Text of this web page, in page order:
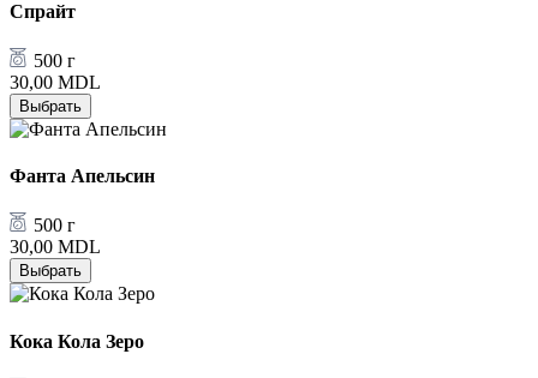
Спрайт
500 г
30,00 MDL
Выбрать
Фанта Апельсин
500 г
30,00 MDL
Выбрать
Кока Кола Зеро